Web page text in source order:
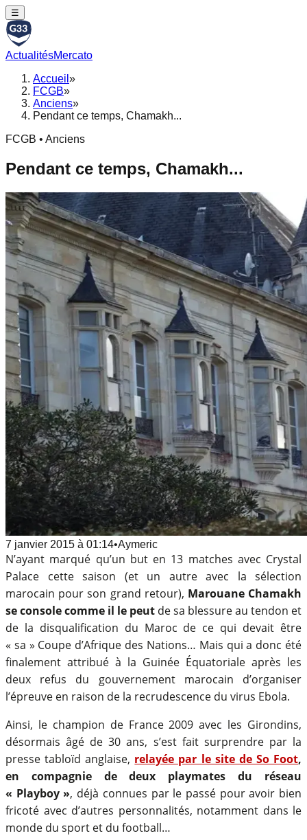
☰
ActualitésMercato
Accueil »
FCGB»
Anciens»
Pendant ce temps, Chamakh...
FCGB • Anciens
Pendant ce temps, Chamakh...
7 janvier 2015 à 01:14•Aymeric
N’ayant marqué qu’un but en 13 matches avec Crystal
Palace cette saison (et un autre avec la sélection
marocain pour son grand retour), Marouane Chamakh
se console comme il le peut de sa blessure au tendon et
de la disqualification du Maroc de ce qui devait être
« sa » Coupe d’Afrique des Nations… Mais qui a donc été
finalement attribué à la Guinée Équatoriale après les
deux refus du gouvernement marocain d’organiser
l’épreuve en raison de la recrudescence du virus Ebola.
Ainsi, le champion de France 2009 avec les Girondins,
désormais âgé de 30 ans, s’est fait surprendre par la
presse tabloïd anglaise, relayée par le site de So Foot,
en compagnie de deux playmates du réseau
« Playboy », déjà connues par le passé pour avoir bien
fricoté avec d’autres personnalités, notamment dans le
monde du sport et du football…